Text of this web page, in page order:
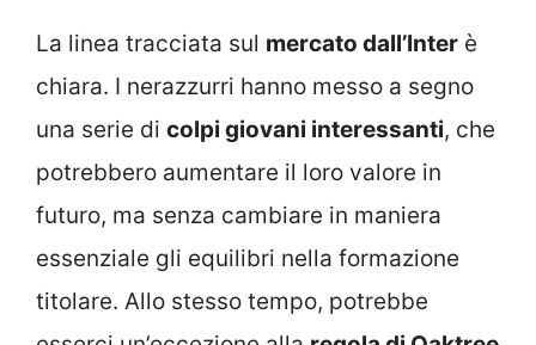
La linea tracciata sul mercato dall’Inter è
chiara. I nerazzurri hanno messo a segno
una serie di colpi giovani interessanti, che
potrebbero aumentare il loro valore in
futuro, ma senza cambiare in maniera
essenziale gli equilibri nella formazione
titolare. Allo stesso tempo, potrebbe